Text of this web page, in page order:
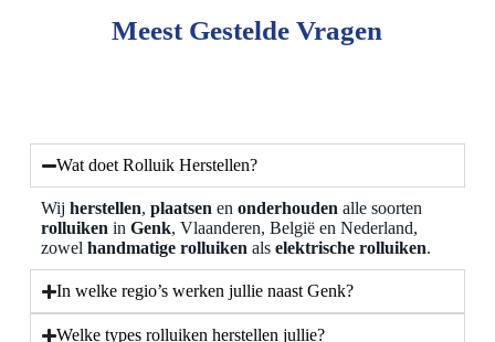
Meest Gestelde Vragen
Wat doet Rolluik Herstellen?
Wij herstellen, plaatsen en onderhouden alle soorten
rolluiken in Genk, Vlaanderen, België en Nederland,
zowel handmatige rolluiken als elektrische rolluiken.
In welke regio’s werken jullie naast Genk?
Welke types rolluiken herstellen jullie?